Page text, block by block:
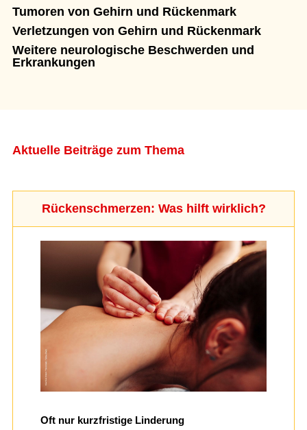
Tumoren von Gehirn und Rückenmark
Verletzungen von Gehirn und Rückenmark
Weitere neurologische Beschwerden und
Erkrankungen
Aktuelle Beiträge zum Thema
Rückenschmerzen: Was hilft wirklich?
Oft nur kurzfristige Linderung